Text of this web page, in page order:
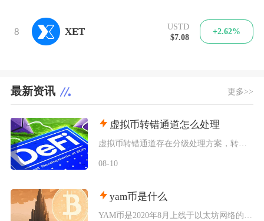
8 XET
USTD
$7.08
+2.62%
最新资讯 更多>>
虚拟币转错通道怎么处理
08-10
yam币是什么